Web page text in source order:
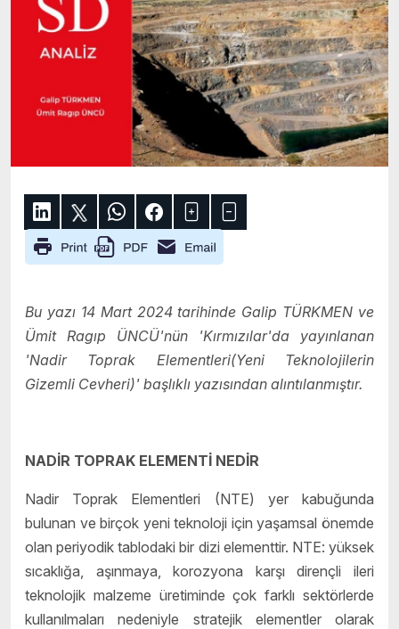
Bu yazı 14 Mart 2024 tarihinde Galip TÜRKMEN ve
Ümit Ragıp ÜNCÜ'nün 'Kırmızılar'da yayınlanan
'Nadir Toprak Elementleri(Yeni Teknolojilerin
Gizemli Cevheri)' başlıklı yazısından alıntılanmıştır.
NADİR TOPRAK ELEMENTİ NEDİR
Nadir Toprak Elementleri (NTE) yer kabuğunda
bulunan ve birçok yeni teknoloji için yaşamsal önemde
olan periyodik tablodaki bir dizi elementtir. NTE: yüksek
sıcaklığa, aşınmaya, korozyona karşı dirençli ileri
teknolojik malzeme üretiminde çok farklı sektörlerde
kullanılmaları nedeniyle stratejik elementler olarak